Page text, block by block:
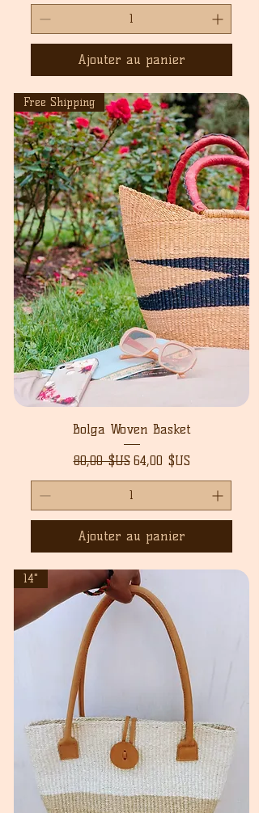
Ajouter au panier
Free Shipping
Bolga Woven Basket
Prix original
80,00 $US Prix promotionnel
64,00 $US
Ajouter au panier
14"